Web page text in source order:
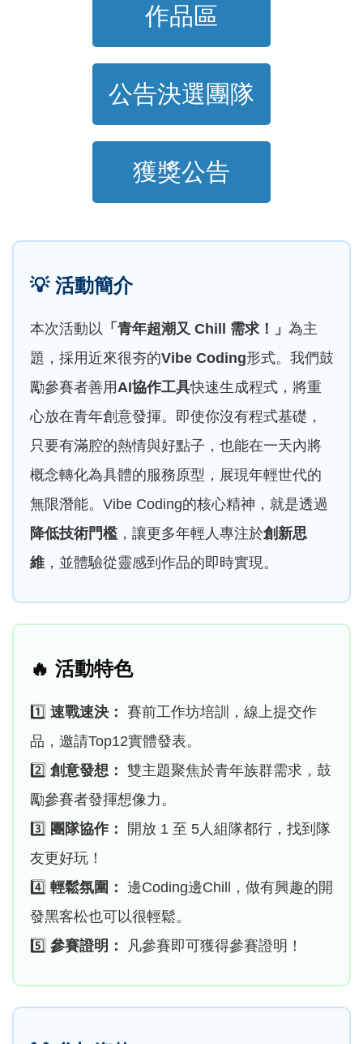
作品區
公告決選團隊
獲獎公告
💡 活動簡介
本次活動以 「青年超潮又 Chill 需求！」 為主
題，採用近來很夯的Vibe Coding形式。我們鼓
勵參賽者善用AI協作工具快速生成程式，將重
心放在青年創意發揮。即使你沒有程式基礎，
只要有滿腔的熱情與好點子，也能在一天內將
概念轉化為具體的服務原型，展現年輕世代的
無限潛能。Vibe Coding的核心精神，就是透過
降低技術門檻，讓更多年輕人專注於創新思
維，並體驗從靈感到作品的即時實現。
🔥 活動特色
1️⃣ 速戰速決： 賽前工作坊培訓，線上提交作
品，邀請Top12實體發表。
2️⃣ 創意發想： 雙主題聚焦於青年族群需求，鼓
勵參賽者發揮想像力。
3️⃣ 團隊協作：
開放 1 至 5人組隊都行，找到隊
友更好玩！
4️⃣ 輕鬆氛圍： 邊Coding邊Chill，做有興趣的開
發黑客松也可以很輕鬆。
5️⃣ 參賽證明： 凡參賽即可獲得參賽證明！